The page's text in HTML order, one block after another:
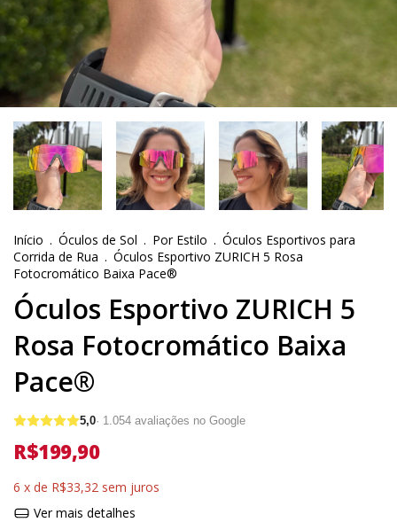
Início . Óculos de Sol . Por Estilo . Óculos Esportivos para
Corrida de Rua . Óculos Esportivo ZURICH 5 Rosa
Fotocromático Baixa Pace®
Óculos Esportivo ZURICH 5
Rosa Fotocromático Baixa
Pace®
5,0· 1.054 avaliações no Google
R$199,90
6 x de R$33,32 sem juros
Ver mais detalhes